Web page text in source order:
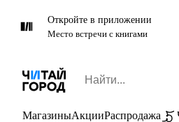
Откройте в приложении
Место встречи с книгами
МагазиныАкцииРаспродажа